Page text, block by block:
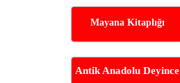
Mayana Kitaplığı
Antik Anadolu Deyince